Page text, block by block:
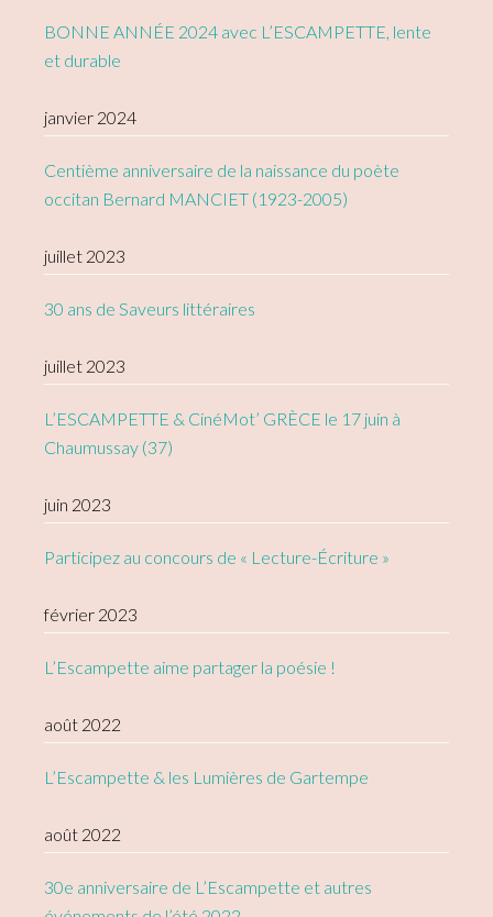
BONNE ANNÉE 2024 avec L’ESCAMPETTE, lente
et durable
janvier 2024
Centième anniversaire de la naissance du poète
occitan Bernard MANCIET (1923-2005)
juillet 2023
30 ans de Saveurs littéraires
juillet 2023
L’ESCAMPETTE & CinéMot’ GRÈCE le 17 juin à
Chaumussay (37)
juin 2023
Participez au concours de « Lecture-Écriture »
février 2023
L’Escampette aime partager la poésie !
août 2022
L’Escampette & les Lumières de Gartempe
août 2022
30e anniversaire de L’Escampette et autres